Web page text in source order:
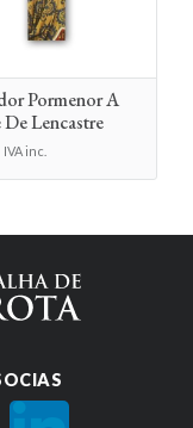
Pormenor A
Lencastre
IVA inc.